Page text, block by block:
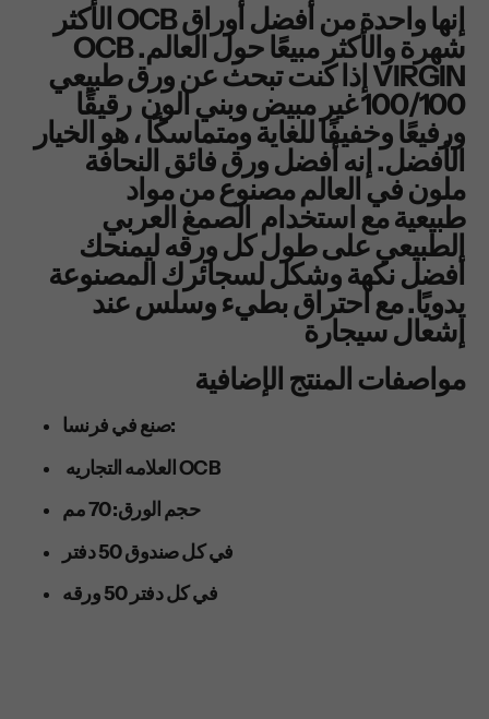
الخاصة
إنها واحدة من أفضل أوراق OCB الأكثر
شهرة والأكثر مبيعًا حول العالم. OCB
VIRGIN إذا كنت تبحث عن ورق طبيعي
100/100 غير مبيض وبني الون رقيقًا
ورفيعًا وخفيفًا للغاية ومتماسكًا ، هو الخيار
الأفضل. إنه أفضل ورق فائق النحافة
ملون في العالم مصنوع من مواد
طبيعية مع استخدام الصمغ العربي
الطبيعي على طول كل ورقه ليمنحك
أفضل نكهة وشكل لسجائرك المصنوعة
يدويًا. مع احتراق بطيء وسلس عند
إشعال سيجارة
مواصفات المنتج الإضافية
صنع في فرنسا:
العلامه التجاريه OCB
حجم الورق: 70 مم
في كل صندوق 50 دفتر
في كل دفتر 50 ورقه